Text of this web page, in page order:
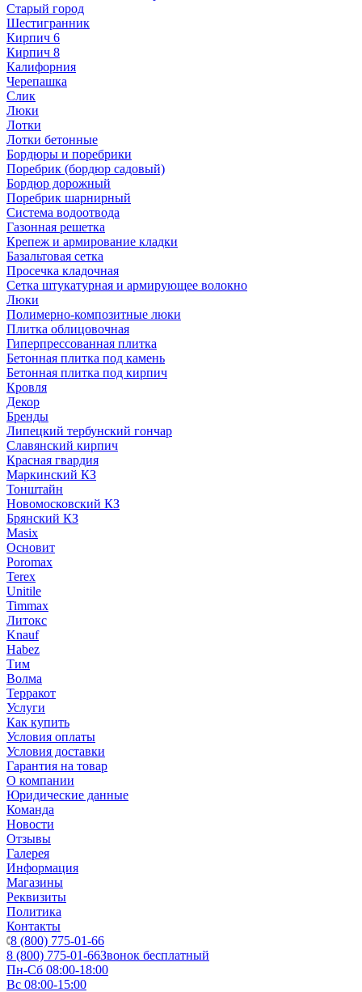
Старый город
Шестигранник
Кирпич 6
Кирпич 8
Калифорния
Черепашка
Слик
Люки
Лотки
Лотки бетонные
Бордюры и поребрики
Поребрик (бордюр садовый)
Бордюр дорожный
Поребрик шарнирный
Система водоотвода
Газонная решетка
Крепеж и армирование кладки
Базальтовая сетка
Просечка кладочная
Сетка штукатурная и армирующее волокно
Люки
Полимерно-композитные люки
Плитка облицовочная
Гиперпрессованная плитка
Бетонная плитка под камень
Бетонная плитка под кирпич
Кровля
Декор
Бренды
Липецкий тербунский гончар
Славянский кирпич
Красная гвардия
Маркинский КЗ
Тонштайн
Новомосковский КЗ
Брянский КЗ
Masix
Основит
Poromax
Terex
Unitile
Timmax
Литокс
Knauf
Habez
Тим
Волма
Терракот
Услуги
Как купить
Условия оплаты
Условия доставки
Гарантия на товар
О компании
Юридические данные
Команда
Новости
Отзывы
Галерея
Информация
Магазины
Реквизиты
Политика
Контакты
8 (800) 775-01-66
8 (800) 775-01-66Звонок бесплатный
Пн-Сб 08:00-18:00
Вс 08:00-15:00